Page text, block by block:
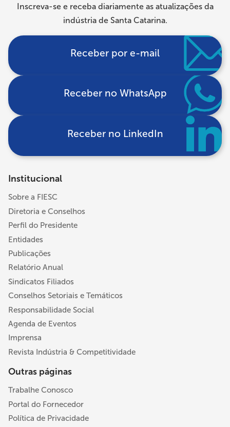
Inscreva-se e receba diariamente as atualizações da
indústria de Santa Catarina.
Receber por e-mail
Receber no WhatsApp
Receber no LinkedIn
Institucional
Sobre a FIESC
Diretoria e Conselhos
Perfil do Presidente
Entidades
Publicações
Relatório Anual
Sindicatos Filiados
Conselhos Setoriais e Temáticos
Responsabilidade Social
Agenda de Eventos
Imprensa
Revista Indústria & Competitividade
Outras páginas
Trabalhe Conosco
Portal do Fornecedor
Política de Privacidade